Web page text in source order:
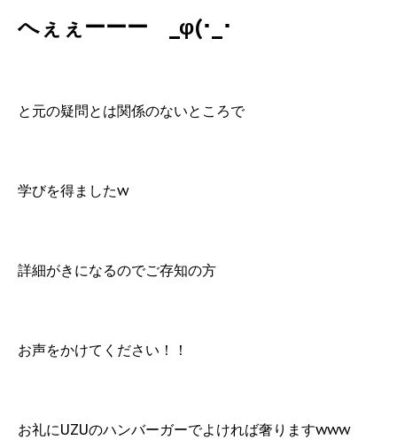
へぇぇーーー _φ(･_･
と元の疑問とは関係のないところで
学びを得ましたw
詳細がきになるのでご存知の方
お声をかけてください！！
お礼にUZUのハンバーガーでよければ奢りますwww